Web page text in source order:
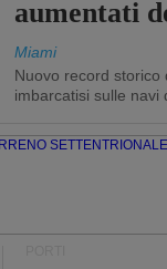
aumentati
Miami
Nuovo record storico
imbarcatisi sulle navi